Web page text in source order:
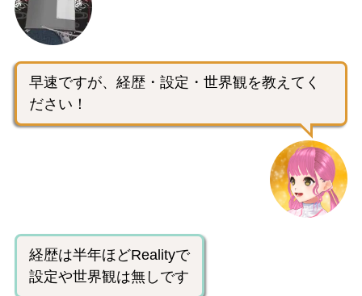
早速ですが、経歴・設定・世界観を教えてく
ださい！
経歴は半年ほどRealityで
設定や世界観は無しです